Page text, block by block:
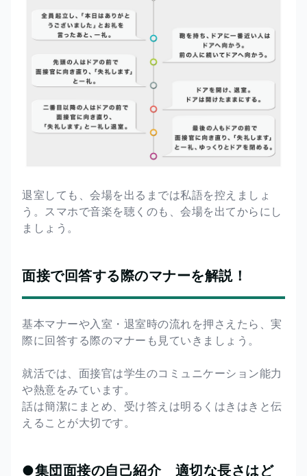
退室しても、会場を出るまでは私語を控えましょ
う。スマホで音楽を聴くのも、会場を出てからにし
ましょう。
面接で回答する際のマナーを解説！
基本マナーや入室・退室時の流れを押さえたら、実
際に回答する際のマナーも見ていきましょう。
就活では、面接官は学生のコミュニケーション能力
や熱意をみています。
話は簡潔にまとめ、受け答えは明るくはきはきと伝
えることが大切です。
●集団面接の自己紹介 適切な長さはど